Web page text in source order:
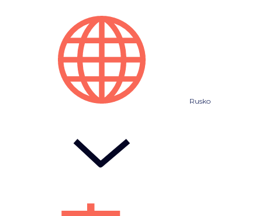
Rusko